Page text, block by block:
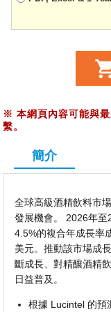
※ 本網頁內容可能與
繫。
簡介
全球高級酒精飲料市
發展機會。 2026年至
4.5%的複合年成長率
美元。推動該市場成
斷成長、對精釀酒精
日益普及。
根據 Lucintel 的預